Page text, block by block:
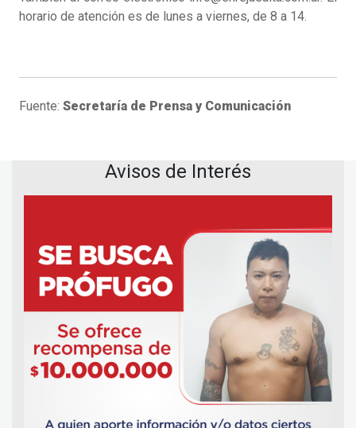
horario de atención es de lunes a viernes, de 8 a 14.
Fuente: Secretaría de Prensa y Comunicación
Avisos de Interés